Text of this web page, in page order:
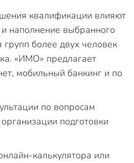
квалификации влияют
наполнение выбранного
более двух человек
«ИМО» предлагает
мобильный банкинг и по
по вопросам
подготовки
калькулятора или